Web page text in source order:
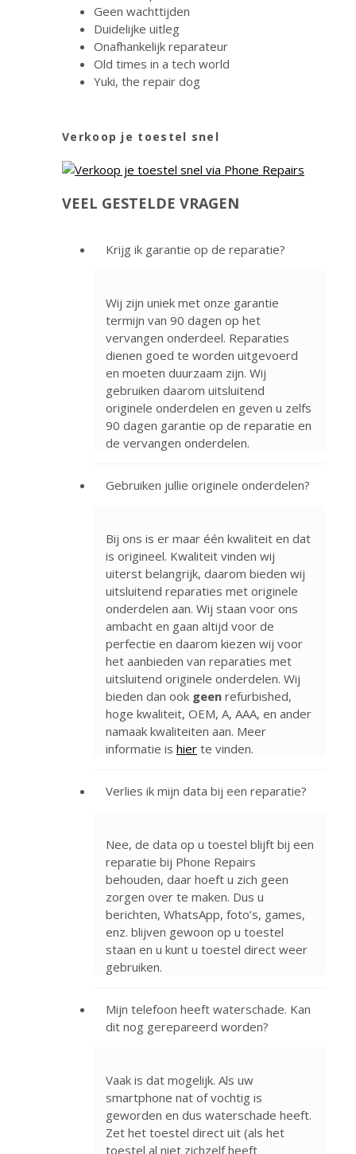
Geen wachttijden
Duidelijke uitleg
Onafhankelijk reparateur
Old times in a tech world
Yuki, the repair dog
Verkoop je toestel snel
VEEL GESTELDE VRAGEN
Krijg ik garantie op de reparatie?
Wij zijn uniek met onze garantie
termijn van 90 dagen op het
vervangen onderdeel. Reparaties
dienen goed te worden uitgevoerd
en moeten duurzaam zijn. Wij
gebruiken daarom uitsluitend
originele onderdelen en geven u zelfs
90 dagen garantie op de reparatie en
de vervangen onderdelen.
Gebruiken jullie originele onderdelen?
Bij ons is er maar één kwaliteit en dat
is origineel. Kwaliteit vinden wij
uiterst belangrijk, daarom bieden wij
uitsluitend reparaties met originele
onderdelen aan. Wij staan voor ons
ambacht en gaan altijd voor de
perfectie en daarom kiezen wij voor
het aanbieden van reparaties met
uitsluitend originele onderdelen. Wij
bieden dan ook geen refurbished,
hoge kwaliteit, OEM, A, AAA, en ander
namaak kwaliteiten aan. Meer
informatie is hier te vinden.
Verlies ik mijn data bij een reparatie?
Nee, de data op u toestel blijft bij een
reparatie bij Phone Repairs
behouden, daar hoeft u zich geen
zorgen over te maken. Dus u
berichten, WhatsApp, foto’s, games,
enz. blijven gewoon op u toestel
staan en u kunt u toestel direct weer
gebruiken.
Mijn telefoon heeft waterschade. Kan
dit nog gerepareerd worden?
Vaak is dat mogelijk. Als uw
smartphone nat of vochtig is
geworden en dus waterschade heeft.
Zet het toestel direct uit (als het
toestel al niet zichzelf heeft